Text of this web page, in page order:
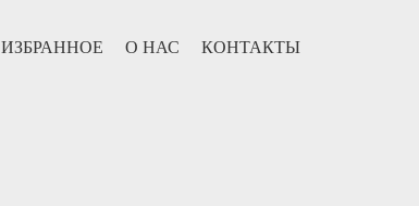
ИЗБРАННОЕ О НАС КОНТАКТЫ